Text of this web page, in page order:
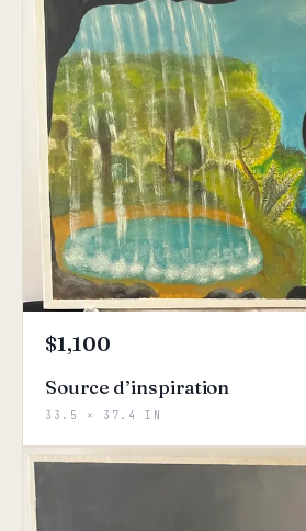
$1,100
Source d’inspiration
33.5 × 37.4 IN